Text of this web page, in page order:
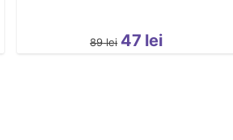
89 lei 47 lei